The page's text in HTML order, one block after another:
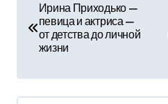
и
Ирина Приходько —
певица и актриса —
от детства до личной
жизни